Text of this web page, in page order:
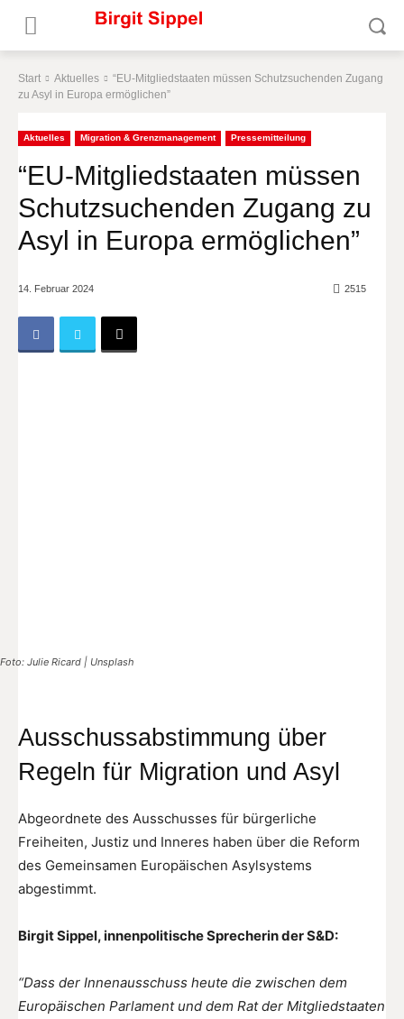
Start Aktuelles
“EU-Mitgliedstaaten müssen Schutzsuchenden Zugang
zu Asyl in Europa ermöglichen”
Aktuelles Migration & Grenzmanagement Pressemitteilung
“EU-Mitgliedstaaten müssen
Schutzsuchenden Zugang zu
Asyl in Europa ermöglichen”
14. Februar 2024 2515
Foto: Julie Ricard | Unsplash
Ausschussabstimmung über
Regeln für Migration und Asyl
Abgeordnete des Ausschusses für bürgerliche
Freiheiten, Justiz und Inneres haben über die Reform
des Gemeinsamen Europäischen Asylsystems
abgestimmt.
Birgit Sippel, innenpolitische Sprecherin der S&D:
“Dass der Innenausschuss heute die zwischen dem
Europäischen Parlament und dem Rat der Mitgliedstaaten